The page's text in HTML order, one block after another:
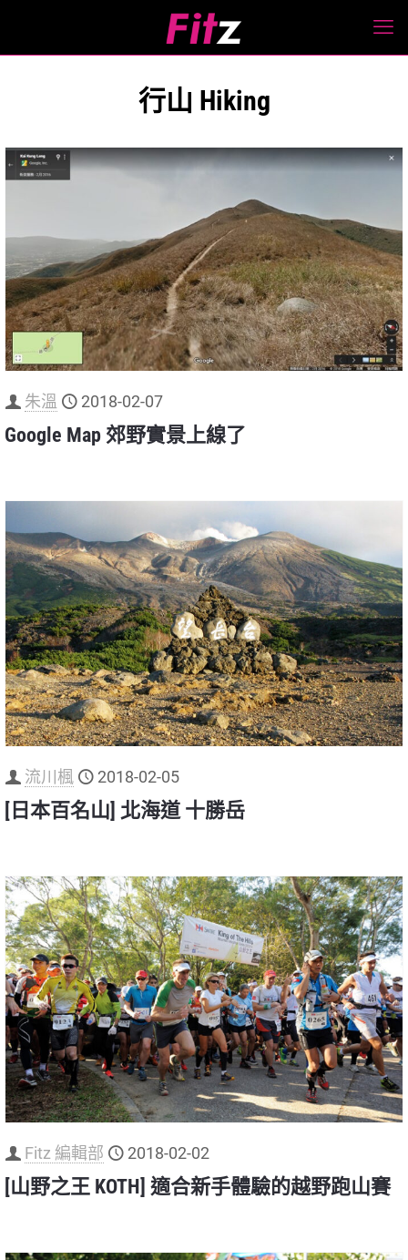
行山 Hiking
朱溫 2018-02-07
Google Map 郊野實景上線了
流川楓 2018-02-05
[日本百名山] 北海道 十勝岳
Fitz 編輯部 2018-02-02
[山野之王 KOTH] 適合新手體驗的越野跑山賽